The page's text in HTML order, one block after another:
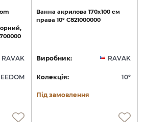
RAVAK
Ванна акрилова 170x100 см
права 10° C821000000
Виробник: RAVAK
Колекція: 10°
Під замовлення